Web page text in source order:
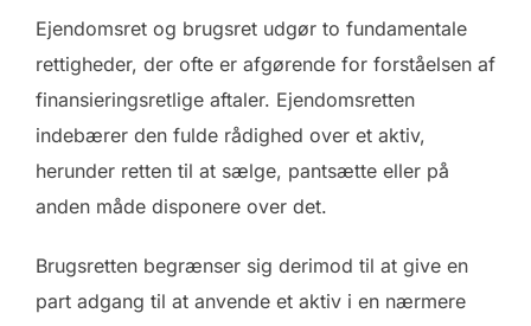
Ejendomsret og brugsret udgør to fundamentale
rettigheder, der ofte er afgørende for forståelsen af
finansieringsretlige aftaler. Ejendomsretten
indebærer den fulde rådighed over et aktiv,
herunder retten til at sælge, pantsætte eller på
anden måde disponere over det.
Brugsretten begrænser sig derimod til at give en
part adgang til at anvende et aktiv i en nærmere